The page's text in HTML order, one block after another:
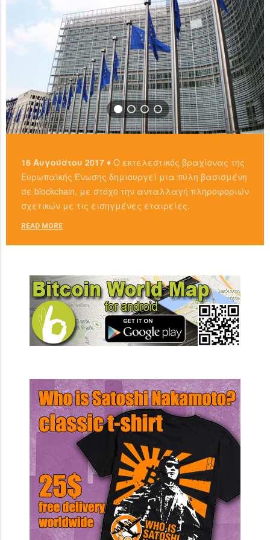
16 Αυγούστου 2017 ♦ Ο εκτελεστικός βραχίονας της
Ευρωπαϊκής Ένωσης δημιουργεί μια πύλη βασισμένη
σε blockchain, με στόχο την ανταλλαγή πληροφοριών
σχετικών με τις εισηγμένες εταιρείες.
READ MORE